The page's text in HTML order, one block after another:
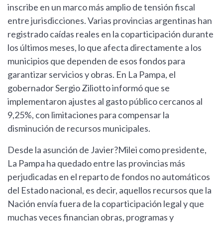
inscribe en un marco más amplio de tensión fiscal
entre jurisdicciones. Varias provincias argentinas han
registrado caídas reales en la coparticipación durante
los últimos meses, lo que afecta directamente a los
municipios que dependen de esos fondos para
garantizar servicios y obras. En La Pampa, el
gobernador Sergio Ziliotto informó que se
implementaron ajustes al gasto público cercanos al
9,25%, con limitaciones para compensar la
disminución de recursos municipales.
Desde la asunción de Javier?Milei como presidente,
La Pampa ha quedado entre las provincias más
perjudicadas en el reparto de fondos no automáticos
del Estado nacional, es decir, aquellos recursos que la
Nación envía fuera de la coparticipación legal y que
muchas veces financian obras, programas y